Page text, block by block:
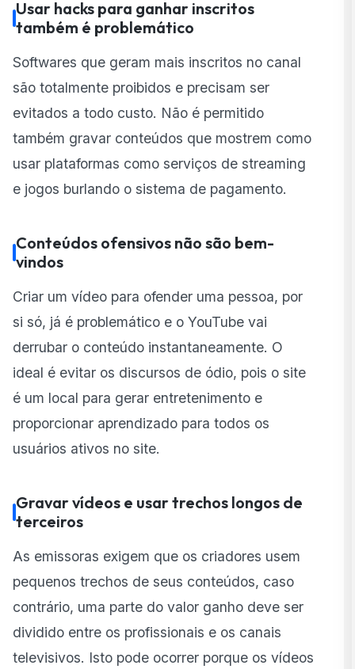
Usar hacks para ganhar inscritos
também é problemático
Softwares que geram mais inscritos no canal
são totalmente proibidos e precisam ser
evitados a todo custo. Não é permitido
também gravar conteúdos que mostrem como
usar plataformas como serviços de streaming
e jogos burlando o sistema de pagamento.
Conteúdos ofensivos não são bem-
vindos
Criar um vídeo para ofender uma pessoa, por
si só, já é problemático e o YouTube vai
derrubar o conteúdo instantaneamente. O
ideal é evitar os discursos de ódio, pois o site
é um local para gerar entretenimento e
proporcionar aprendizado para todos os
usuários ativos no site.
Gravar vídeos e usar trechos longos de
terceiros
As emissoras exigem que os criadores usem
pequenos trechos de seus conteúdos, caso
contrário, uma parte do valor ganho deve ser
dividido entre os profissionais e os canais
televisivos. Isto pode ocorrer porque os vídeos